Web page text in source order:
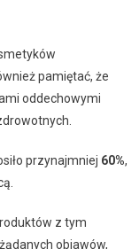
pamiętać, że
oddechowymi
przynajmniej 60%,
z tym
objawów,